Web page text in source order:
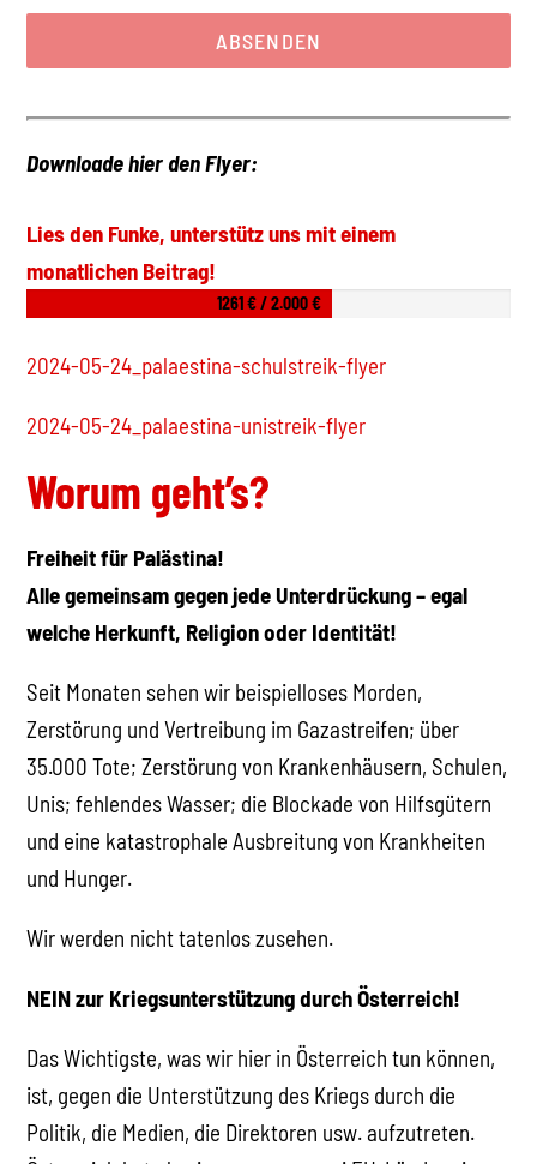
ABSENDEN
Downloade hier den Flyer:
Lies den Funke, unterstütz uns mit einem
monatlichen Beitrag!
1261 € / 2.000 €
2024-05-24_palaestina-schulstreik-flyer
2024-05-24_palaestina-unistreik-flyer
Worum geht’s?
Freiheit für Palästina!
Alle gemeinsam gegen jede Unterdrückung – egal
welche Herkunft, Religion oder Identität!
Seit Monaten sehen wir beispielloses Morden,
Zerstörung und Vertreibung im Gazastreifen; über
35.000 Tote; Zerstörung von Krankenhäusern, Schulen,
Unis; fehlendes Wasser; die Blockade von Hilfsgütern
und eine katastrophale Ausbreitung von Krankheiten
und Hunger.
Wir werden nicht tatenlos zusehen.
NEIN zur Kriegsunterstützung durch Österreich!
Das Wichtigste, was wir hier in Österreich tun können,
ist, gegen die Unterstützung des Kriegs durch die
Politik, die Medien, die Direktoren usw. aufzutreten.